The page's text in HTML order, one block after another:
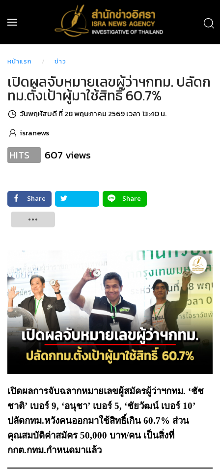
หน้าแรก ข่าว
เปิดผลจับหมายเลขผู้ว่าฯกทม. ปลัดก
ทม.ตั้งเป้าผู้มาใช้สิทธิ์ 60.7%
วันพฤหัสบดี ที่ 28 พฤษภาคม 2569 เวลา 13:40 น.
isranews
HITS 607 views
Share
Share
เปิดผลการจับฉลากหมายเลขผู้สมัครผู้ว่าฯกทม. ‘ชัช
ชาติ’ เบอร์ 9, ‘อนุชา’ เบอร์ 5, ‘ชัยวัฒน์ เบอร์ 10’
ปลัดกทม.หวังคนออกมาใช้สิทธิ์เกิน 60.7% ส่วน
คุณสมบัติค่าสมัคร 50,000 บาท/คน เป็นสิ่งที่
กกต.กทม.กำหนดมาแล้ว